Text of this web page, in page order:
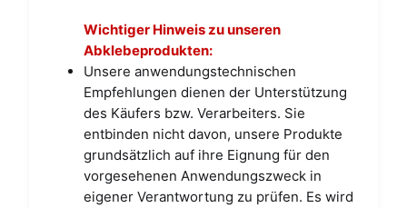
Wichtiger Hinweis zu unseren
Abklebeprodukten:
Unsere anwendungstechnischen
Empfehlungen dienen der Unterstützung
des Käufers bzw. Verarbeiters. Sie
entbinden nicht davon, unsere Produkte
grundsätzlich auf ihre Eignung für den
vorgesehenen Anwendungszweck in
eigener Verantwortung zu prüfen. Es wird